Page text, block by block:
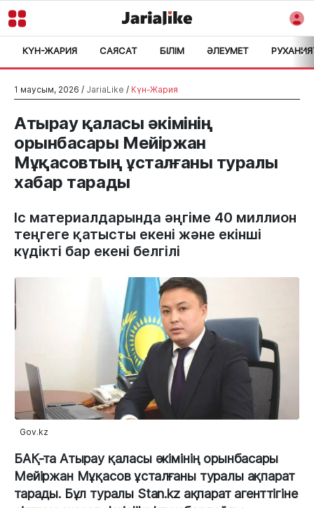
КҮН-ЖАРИЯ САЯСАТ БІЛІМ ӘЛЕУМЕТ >
1 маусым, 2026 / JariaLike / Күн-Жария
Атырау қаласы әкімінің
орынбасары Мейіржан
Мұқасовтың ұсталғаны туралы
хабар тарады
Іс материалдарында әңгіме 40 миллион
теңгеге қатысты екені және екінші
күдікті бар екені белгілі
Gov.kz
БАҚ-та Атырау қаласы әкімінің орынбасары
Мейіржан Мұқасов ұсталғаны туралы ақпарат
тарады. Бұл туралы Stan.kz ақпарат агенттігіне